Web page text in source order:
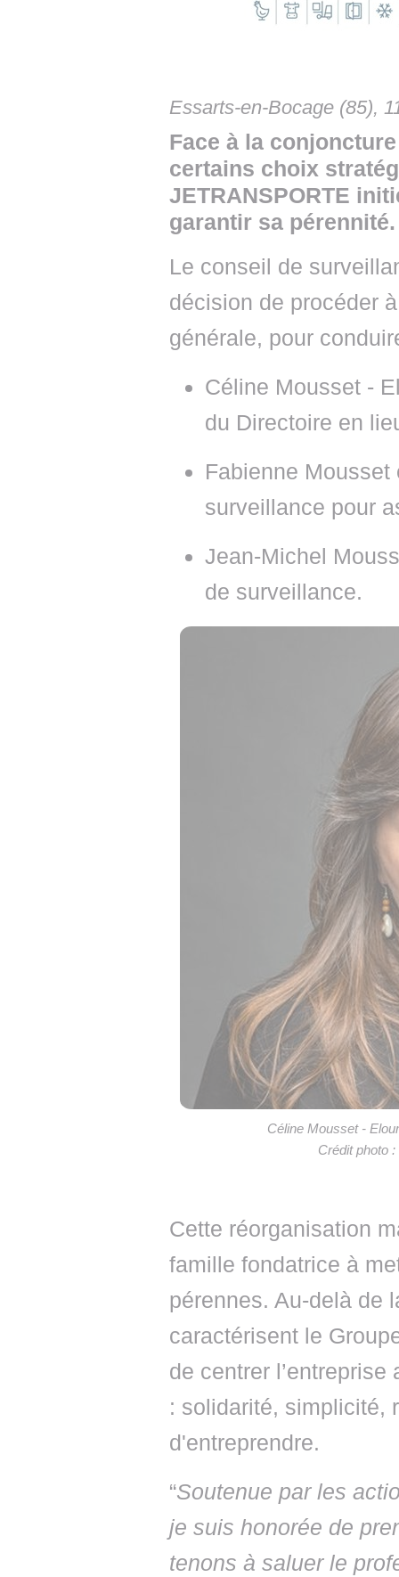
TOUTES LES INTERVIEWS•
Essarts-en-Bocage (85),
Face à la
certains choix
JETRANSPORTE
garantir sa pérennité.
Le conseil de
décision de procéder
générale, pour
Céline Mousset -
du Directoire en
Fabienne
surveillance pour
Jean-Michel
de surveillance.
Céline Mousset -
Crédit photo
Cette réorganisation
famille fondatrice à
pérennes. Au-delà de
caractérisent le
de centrer
: solidarité, simplicité,
d'entreprendre.
“Soutenue par les
je suis honorée de
tenons à saluer le